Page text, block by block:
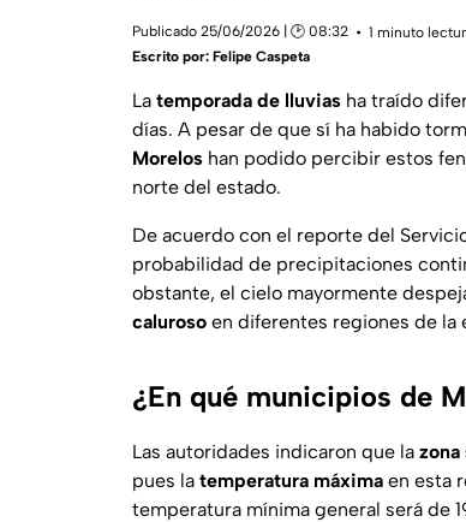
Publicado 25/06/2026 | 🕑 08:32
1 minuto
Escrito por: Felipe Caspeta
La temporada de lluvias ha traído
días. A pesar de que sí ha habido
Morelos han podido percibir estos
norte del estado.
De acuerdo con el reporte del
probabilidad de precipitaciones
obstante, el cielo mayormente
caluroso en diferentes regiones de la
¿En qué municipios de
Las autoridades indicaron que la zona
pues la temperatura máxima en esta
temperatura mínima general será de